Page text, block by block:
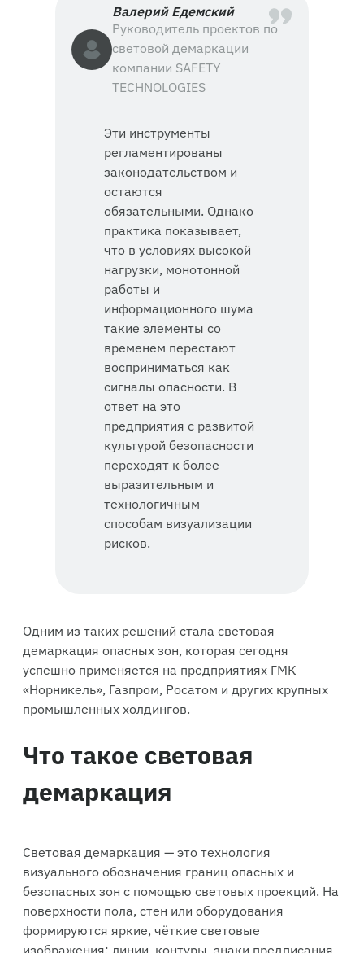
Валерий Едемский
Руководитель проектов по
световой демаркации
компании SAFETY
TECHNOLOGIES
Эти инструменты
регламентированы
законодательством и
остаются
обязательными. Однако
практика показывает,
что в условиях высокой
нагрузки, монотонной
работы и
информационного шума
такие элементы со
временем перестают
восприниматься как
сигналы опасности. В
ответ на это
предприятия с развитой
культурой безопасности
переходят к более
выразительным и
технологичным
способам визуализации
рисков.
Одним из таких решений стала световая
демаркация опасных зон, которая сегодня
успешно применяется на предприятиях ГМК
«Норникель», Газпром, Росатом и других крупных
промышленных холдингов.
Что такое световая
демаркация
Световая демаркация — это технология
визуального обозначения границ опасных и
безопасных зон с помощью световых проекций. На
поверхности пола, стен или оборудования
формируются яркие, чёткие световые
изображения: линии, контуры, знаки предписания